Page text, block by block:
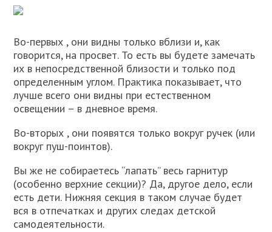
Во-первых , они видны только вблизи и, как
говорится, на просвет. То есть вы будете замечать
их в непосредственной близости и только под
определенным углом. Практика показывает, что
лучше всего они видны при естественном
освещении – в дневное время.
Во-вторых , они появятся только вокруг ручек (или
вокруг пуш-поинтов).
Вы же не собираетесь “лапать” весь гарнитур
(особенно верхние секции)? Да, другое дело, если
есть дети. Нижняя секция в таком случае будет
вся в отпечатках и других следах детской
самодеятельности.